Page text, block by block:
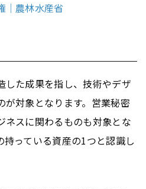
｜農林水産省
した成果を指し、技術やデザ
が対象となります。営業秘密
ネスに関わるものも対象とな
持っている資産の1つと認識し